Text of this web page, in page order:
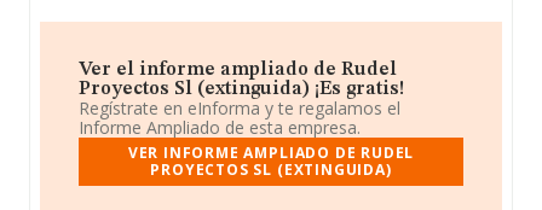
Ver el informe ampliado de Rudel
Proyectos Sl (extinguida) ¡Es gratis!
Regístrate en eInforma y te regalamos el
Informe Ampliado de esta empresa.
VER INFORME AMPLIADO DE RUDEL
PROYECTOS SL (EXTINGUIDA)